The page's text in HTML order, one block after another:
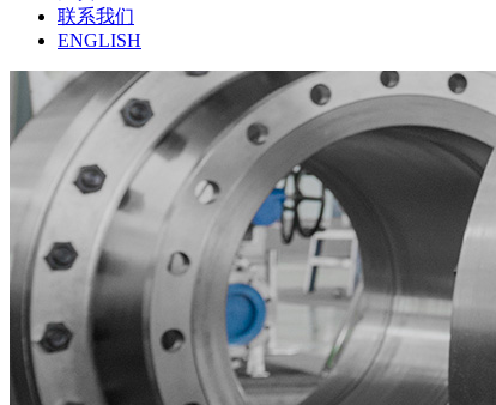
联系我们
ENGLISH